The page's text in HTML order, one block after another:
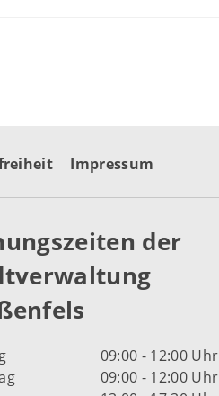
Impressum
der
09:00 - 12:00 Uhr
09:00 - 12:00 Uhr